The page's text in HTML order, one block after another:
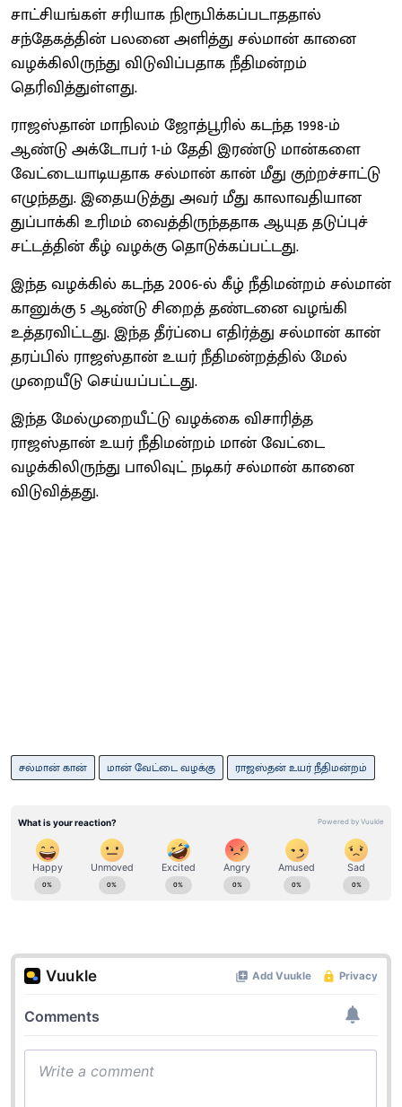
சாட்சியங்கள் சரியாக நிரூபிக்கப்படாததால்
சந்தேகத்தின் பலனை அளித்து சல்மான் கானை
வழக்கிலிருந்து விடுவிப்பதாக நீதிமன்றம்
தெரிவித்துள்ளது.
ராஜஸ்தான் மாநிலம் ஜோத்பூரில் கடந்த 1998-ம்
ஆண்டு அக்டோபர் 1-ம் தேதி இரண்டு மான்களை
வேட்டையாடியதாக சல்மான் கான் மீது குற்றச்சாட்டு
எழுந்தது. இதையடுத்து அவர் மீது காலாவதியான
துப்பாக்கி உரிமம் வைத்திருந்ததாக ஆயுத தடுப்புச்
சட்டத்தின் கீழ் வழக்கு தொடுக்கப்பட்டது.
இந்த வழக்கில் கடந்த 2006-ல் கீழ் நீதிமன்றம் சல்மான்
கானுக்கு 5 ஆண்டு சிறைத் தண்டனை வழங்கி
உத்தரவிட்டது. இந்த தீர்ப்பை எதிர்த்து சல்மான் கான்
தரப்பில் ராஜஸ்தான் உயர் நீதிமன்றத்தில் மேல்
முறையீடு செய்யப்பட்டது.
இந்த மேல்முறையீட்டு வழக்கை விசாரித்த
ராஜஸ்தான் உயர் நீதிமன்றம் மான் வேட்டை
வழக்கிலிருந்து பாலிவுட் நடிகர் சல்மான் கானை
விடுவித்தது.
சல்மான் கான் மான் வேட்டை வழக்கு ராஜஸ்தன் உயர் நீதிமன்றம்